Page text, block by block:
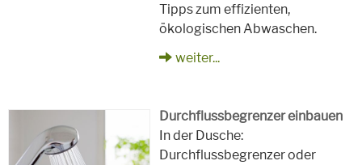
Tipps zum effizienten,
ökologischen Abwaschen.
weiter...
Durchflussbegrenzer einbauen
In der Dusche:
Durchflussbegrenzer oder